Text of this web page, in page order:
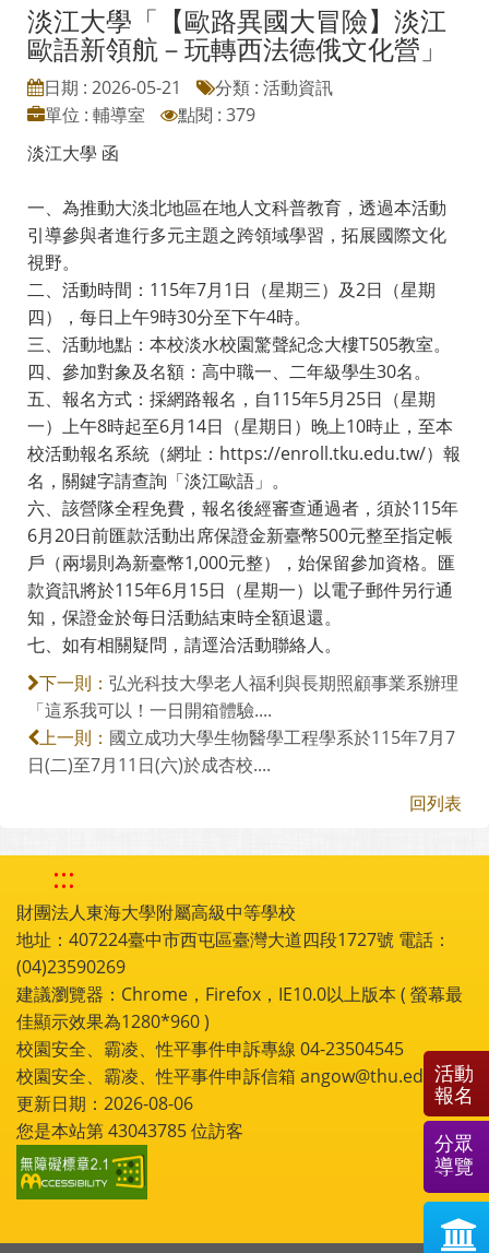
淡江大學「【歐路異國大冒險】淡江
歐語新領航－玩轉西法德俄文化營」
日期 : 2026-05-21
分類 : 活動資訊
單位 : 輔導室
點閱 : 379
淡江大學 函
一、為推動大淡北地區在地人文科普教育，透過本活動
引導參與者進行多元主題之跨領域學習，拓展國際文化
視野。
二、活動時間：115年7月1日（星期三）及2日（星期
四），每日上午9時30分至下午4時。
三、活動地點：本校淡水校園驚聲紀念大樓T505教室。
四、參加對象及名額：高中職一、二年級學生30名。
五、報名方式：採網路報名，自115年5月25日（星期
一）上午8時起至6月14日（星期日）晚上10時止，至本
校活動報名系統（網址：https://enroll.tku.edu.tw/）報
名，關鍵字請查詢「淡江歐語」。
六、該營隊全程免費，報名後經審查通過者，須於115年
6月20日前匯款活動出席保證金新臺幣500元整至指定帳
戶（兩場則為新臺幣1,000元整），始保留參加資格。匯
款資訊將於115年6月15日（星期一）以電子郵件另行通
知，保證金於每日活動結束時全額退還。
七、如有相關疑問，請逕洽活動聯絡人。
下一則： 弘光科技大學老人福利與長期照顧事業系辦理
「這系我可以！一日開箱體驗....
上一則： 國立成功大學生物醫學工程學系於115年7月7
日(二)至7月11日(六)於成杏校....
回列表
:::
財團法人東海大學附屬高級中等學校
地址：407224臺中市西屯區臺灣大道四段1727號 電話：
(04)23590269
建議瀏覽器：Chrome，Firefox，IE10.0以上版本 ( 螢幕最
佳顯示效果為1280*960 )
校園安全、霸凌、性平事件申訴專線 04-23504545
校園安全、霸凌、性平事件申訴信箱 angow@thu.edu.tw
更新日期：2026-08-06
您是本站第43043785位訪客
活動
報名
分眾
導覽